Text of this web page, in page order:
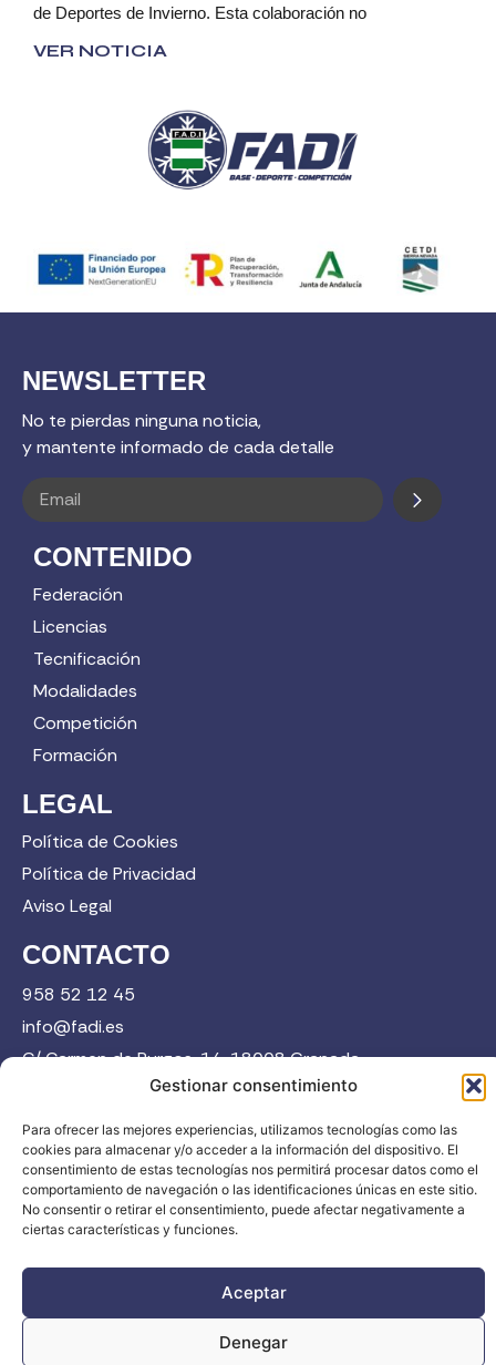
Gestionar consentimiento
Para ofrecer las mejores experiencias, utilizamos tecnologías como las
cookies para almacenar y/o acceder a la información del dispositivo. El
consentimiento de estas tecnologías nos permitirá procesar datos como el
comportamiento de navegación o las identificaciones únicas en este sitio.
No consentir o retirar el consentimiento, puede afectar negativamente a
ciertas características y funciones.
Aceptar
Denegar
de Deportes de Invierno. Esta colaboración no
VER NOTICIA
NEWSLETTER
No te pierdas ninguna noticia,
y mantente informado de cada detalle
CONTENIDO
Federación
Licencias
Tecnificación
Modalidades
Competición
Formación
LEGAL
Política de Cookies
Política de Privacidad
Aviso Legal
CONTACTO
958 52 12 45
info@fadi.es
C/ Carmen de Burgos, 14, 18008 Granada
Contacta
FADI © 2026. Federación Andaluza de Deportes de Invierno |
Todos los derechos reservados